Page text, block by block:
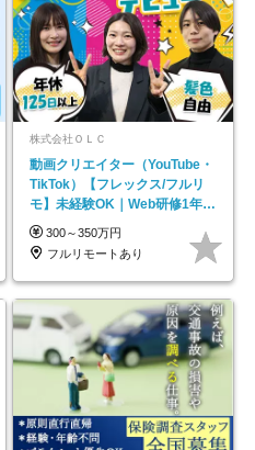
株式会社ＯＬＣ
動画クリエイター（YouTube・
TikTok）【フレックス/フルリ
モ】未経験OK｜Web研修1年間
｜副業OK
300～350万円
フルリモートあり